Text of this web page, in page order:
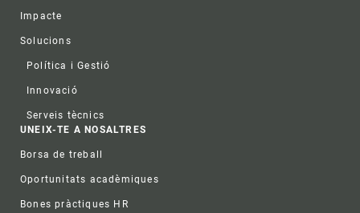
Impacte
Solucions
Política i Gestió
Innovació
Serveis tècnics
UNEIX-TE A NOSALTRES
Borsa de treball
Oportunitats acadèmiques
Bones pràctiques HR